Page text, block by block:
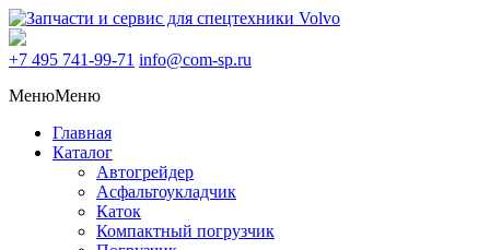
+7 495 741-99-71 info@com-sp.ru
МенюМеню
Главная
Каталог
Автогрейдер
Асфальтоукладчик
Каток
Компактный погрузчик